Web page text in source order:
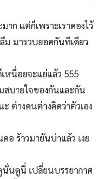
าก แต่ก็เพราะเราดองไว้
ม มารวบยอดกันทีเดียว
เหนื่อยจะแย่แล้ว 555
บายใจของกันและกัน
ต่างคนต่างคิดว่าตัวเอง
อ ร้าวมายันบ่าแล้ว เงย
นั่นดูนี่ เปลี่ยนบรรยากาศ